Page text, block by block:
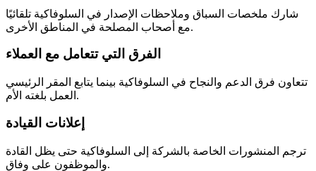
شارك ملخصات السباق وملاحظات الإصدار في السلوفاكية تلقائيًا
مع أصحاب المصلحة في المناطق الأخرى.
الفرق التي تتعامل مع العملاء
تتعاون فرق الدعم والنجاح في السلوفاكية بينما يتابع المقر الرئيسي
العمل بلغته الأم.
إعلانات القيادة
ترجم المنشورات الخاصة بالشركة إلى السلوفاكية حتى يظل القادة
والموظفون على وفاق.